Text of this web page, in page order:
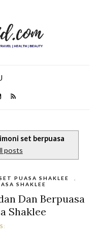
set berpuasa
posts
PUASA SHAKLEE
SHAKLEE
Dan Berpuasa
Shaklee